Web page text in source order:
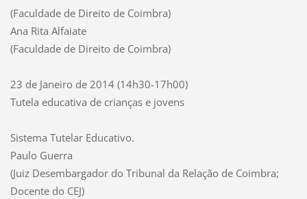
(Faculdade de Direito de Coimbra)
Ana Rita Alfaiate
(Faculdade de Direito de Coimbra)
23 de Janeiro de 2014 (14h30-17h00)
Tutela educativa de crianças e jovens
Sistema Tutelar Educativo.
Paulo Guerra
(Juiz Desembargador do Tribunal da Relação de Coimbra;
Docente do CEJ)